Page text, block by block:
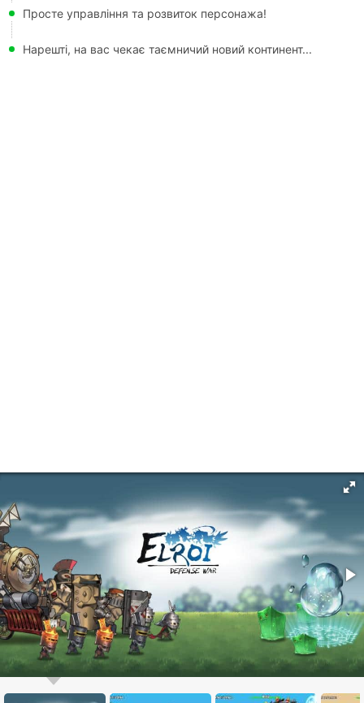
Просте управління та розвиток персонажа!
Нарешті, на вас чекає таємничий новий континент...